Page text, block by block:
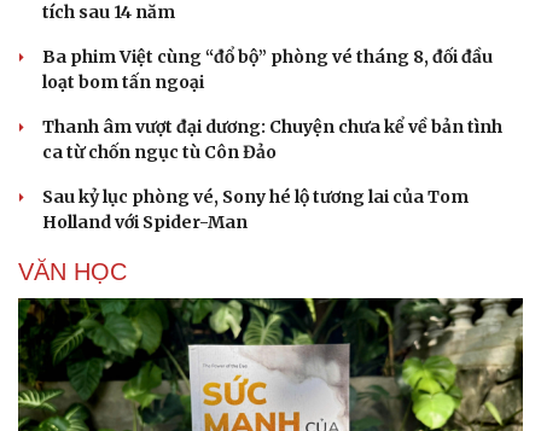
Cải chính
tích sau 14 năm
Ba phim Việt cùng “đổ bộ” phòng vé tháng 8, đối đầu
loạt bom tấn ngoại
Thanh âm vượt đại dương: Chuyện chưa kể về bản tình
ca từ chốn ngục tù Côn Đảo
Sau kỷ lục phòng vé, Sony hé lộ tương lai của Tom
Holland với Spider-Man
VĂN HỌC